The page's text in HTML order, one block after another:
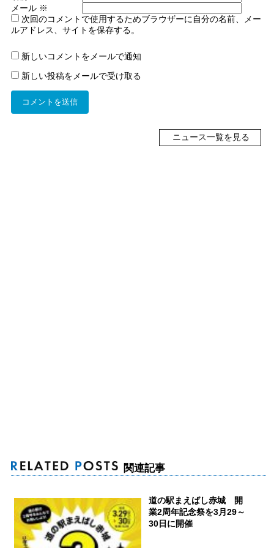
メール ※
次回のコメントで使用するためブラウザーに自分の名前、メー
ルアドレス、サイトを保存する。
新しいコメントをメールで通知
新しい投稿をメールで受け取る
ニュース一覧を見る
関連記事
道の駅まえばし赤城 開
業2周年記念祭を3月29～
30日に開催